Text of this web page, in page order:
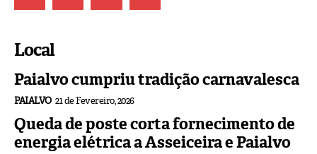
Local
Paialvo cumpriu tradição carnavalesca
PAIALVO 21 de Fevereiro, 2026
Queda de poste corta fornecimento de
energia elétrica a Asseiceira e Paialvo